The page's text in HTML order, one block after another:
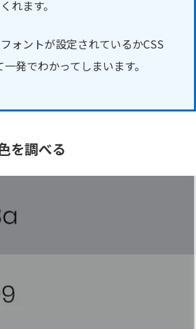
れます。
ォントが設定されているかCSS
発でわかってしまいます。
を調べる